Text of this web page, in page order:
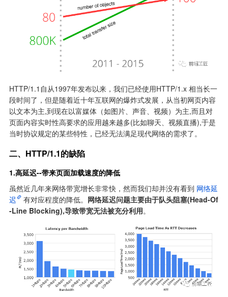
HTTP/1.1自从1997年发布以来，我们已经使用HTTP/1.x 相当长一
段时间了，但是随着近十年互联网的爆炸式发展，从当初网页内容
以文本为主,到现在以富媒体（如图片、声音、视频）为主,而且对
页面内容实时性高要求的应用越来越多(比如聊天、视频直播),于是
当时协议规定的某些特性，已经无法满足现代网络的需求了。
二、HTTP/1.1的缺陷
1.高延迟--带来页面加载速度的降低
虽然近几年来网络带宽增长非常快，然而我们却并没有看到 网络延
迟
有对应程度的降低。 网络延迟问题主要由于队头阻塞(Head-Of
-Line Blocking),导致带宽无法被充分利用。